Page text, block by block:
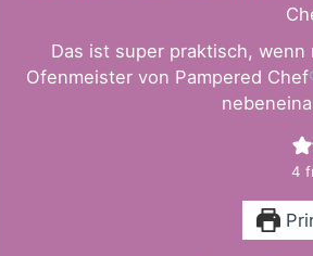
Das ist super praktisch,
Ofenmeister von Pampered Chef
4